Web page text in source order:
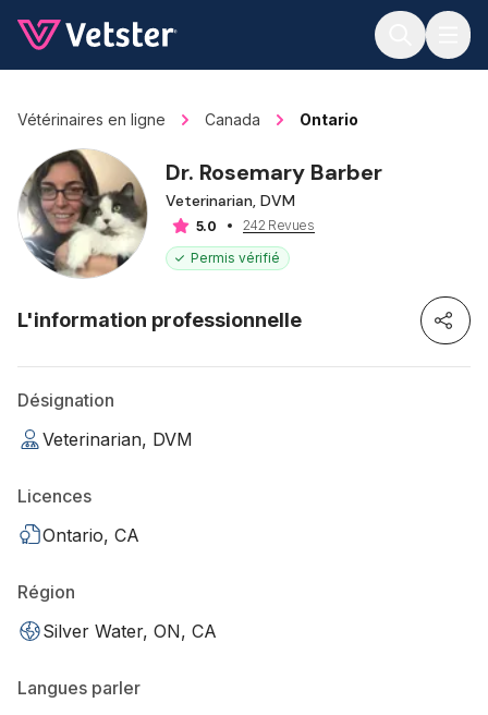
Vétérinaires en ligne Canada Ontario
Dr. Rosemary Barber
Veterinarian, DVM
5.0
242 Revues
Permis vérifié
L'information professionnelle
Désignation
Veterinarian, DVM
Licences
Ontario, CA
Région
Silver Water, ON, CA
Langues parler